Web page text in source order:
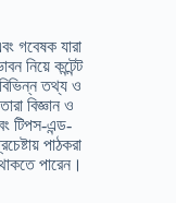
গবেষক যারা
নিয়ে কন্টেন্ট
তথ্য ও
বিজ্ঞান ও
টিপস-এন্ড-
পাঠকরা
পারেন।